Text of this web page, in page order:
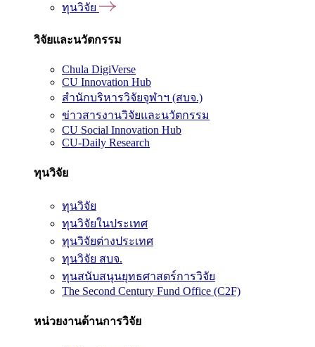
ทุนวิจัย
วิจัยและนวัตกรรม
Chula DigiVerse
CU Innovation Hub
สำนักบริหารวิจัยจุฬาฯ (สบจ.)
ข่าวสารงานวิจัยและนวัตกรรม
CU Social Innovation Hub
CU-Daily Research
ทุนวิจัย
ทุนวิจัย
ทุนวิจัยในประเทศ
ทุนวิจัยต่างประเทศ
ทุนวิจัย สบจ.
ทุนสนับสนุนยุทธศาสตร์การวิจัย
The Second Century Fund Office (C2F)
หน่วยงานด้านการวิจัย